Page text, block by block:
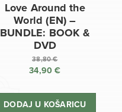
Love Around the
World (EN) –
BUNDLE: BOOK &
DVD
38,80€
Izvorna
bila
34,90€
cijena
DODAJ U KOŠARICU